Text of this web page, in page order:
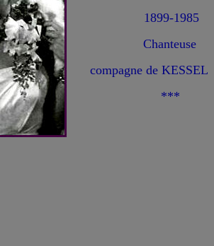
1899-1985
Chanteuse
compagne de KESSEL
***